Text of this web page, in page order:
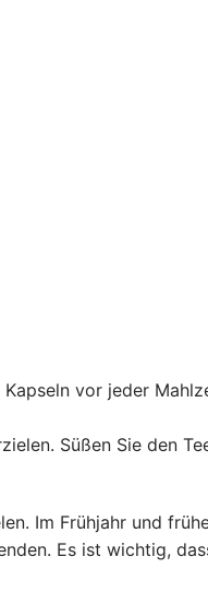
vor jeder
Süßen Sie den
Im Frühjahr und
Es ist wichtig,